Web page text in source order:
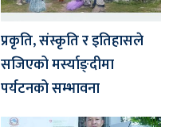
प्रकृति, संस्कृति र इतिहासले
सजिएको मर्स्याङ्दीमा
पर्यटनको सम्भावना